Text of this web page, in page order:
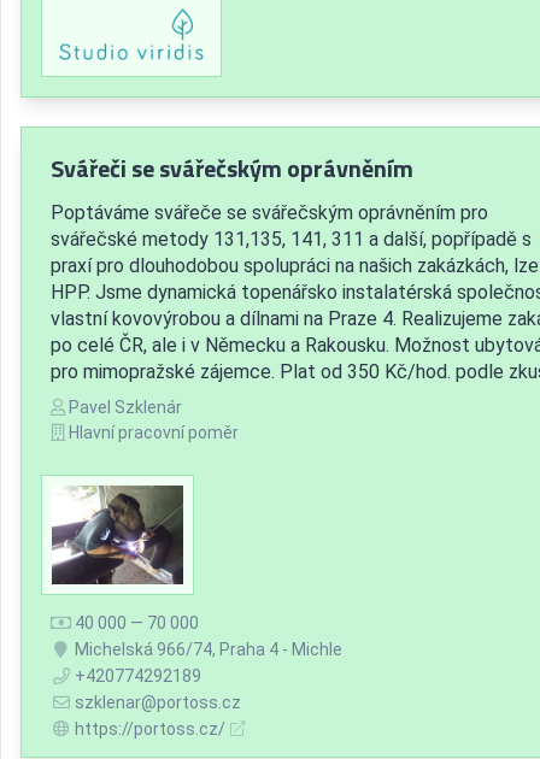
Svářeči se svářečským oprávněním
Poptáváme svářeče se svářečským oprávněním pro
svářečské metody 131,135, 141, 311 a další, popřípadě s
praxí pro dlouhodobou spolupráci na našich zakázkách,
HPP. Jsme dynamická topenářsko instalatérská
vlastní kovovýrobou a dílnami na Praze 4. Realizujeme
po celé ČR, ale i v Německu a Rakousku. Možnost
pro mimopražské zájemce. Plat od 350 Kč/hod. podle
Pavel Szklenár
Hlavní pracovní poměr
40 000 — 70 000
Michelská 966/74, Praha 4 - Michle
+420774292189
szklenar@portoss.cz
https://portoss.cz/